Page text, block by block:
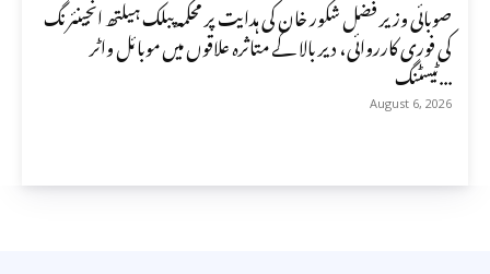
صوبائی وزیر فضل شکور خان کی ہدایت پر محکمہ پبلک ہیلتھ انجینئرنگ
کی فوری کارروائی، دیر بالا کے متاثرہ علاقوں میں موبائل واٹر
ٹیسٹنگ...
August 6, 2026